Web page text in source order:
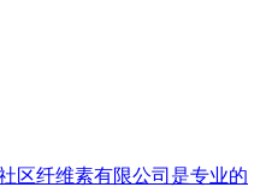
区纤维素有限公司是专业的